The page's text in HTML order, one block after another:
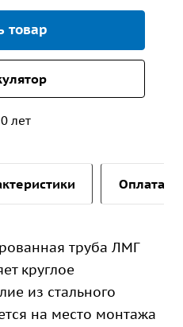
товар
лет
Оплата и
труба ЛМГ
круглое
из стального
на место монтажа